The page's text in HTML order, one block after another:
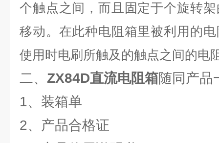
个触点之间，而且固定于个旋转
移动。在此种电阻箱里被利用的
使用时电刷所触及的触点之间的电
二、 ZX84D直流电阻箱随同产品
1、装箱单
2、产品合格证